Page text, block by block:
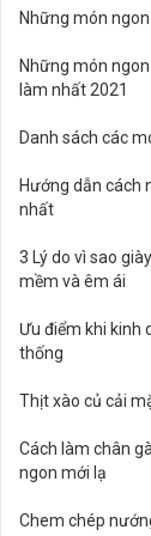
Những món
Những món
làm nhất 2021
Danh sách các
Hướng dẫn cách
nhất
3 Lý do vì sao
mềm và êm ái
Ưu điểm khi kinh
thống
Thịt xào củ cải
Cách làm chân
ngon mới lạ
Chem chép